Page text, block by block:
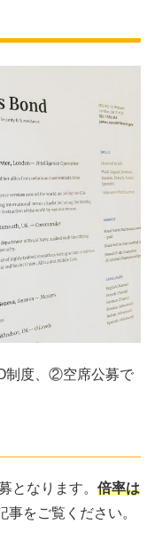
制度、②空席公募で
となります。 倍率は
をご覧ください。